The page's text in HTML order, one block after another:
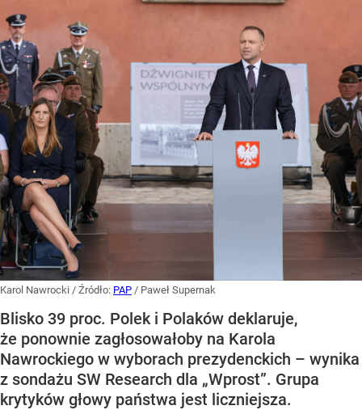
Karol Nawrocki / Źródło: PAP / Paweł Supernak
Blisko 39 proc. Polek i Polaków deklaruje,
że ponownie zagłosowałoby na Karola
Nawrockiego w wyborach prezydenckich – wynika
z sondażu SW Research dla „Wprost”. Grupa
krytyków głowy państwa jest liczniejsza.